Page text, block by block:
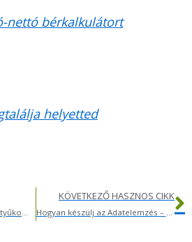
nettó bérkalkulátort
helyetted
KÖVETKEZŐ HASZNOS CIKK